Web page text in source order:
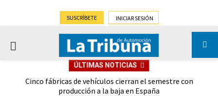
SUSCRÍBETE INICIAR SESIÓN
PRIMARY
ÚLTIMAS NOTICIAS
Cinco fábricas de vehículos cierran el semestre con
producción a la baja en España